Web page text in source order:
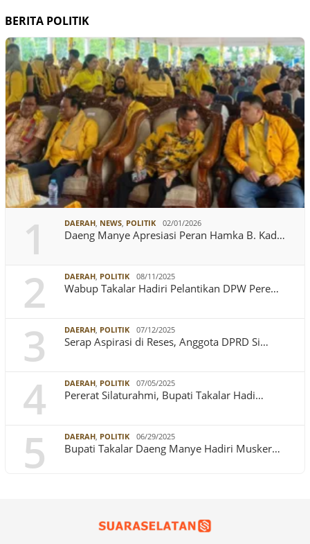
BERITA POLITIK
1 DAERAH, NEWS, POLITIK 02/01/2026
Daeng Manye Apresiasi Peran Hamka B. Kad…
2 DAERAH, POLITIK 08/11/2025
Wabup Takalar Hadiri Pelantikan DPW Pere…
3 DAERAH, POLITIK 07/12/2025
Serap Aspirasi di Reses, Anggota DPRD Si…
4 DAERAH, POLITIK 07/05/2025
Pererat Silaturahmi, Bupati Takalar Hadi…
5 DAERAH, POLITIK 06/29/2025
Bupati Takalar Daeng Manye Hadiri Musker…